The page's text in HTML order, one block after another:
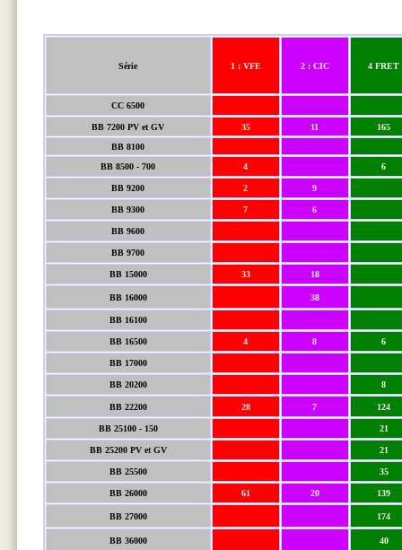
Série 1 : VFE 2 : CIC 4 FRET
CC 6500
BB 7200 PV et GV 35 11
165
BB 8100
BB 8500 - 700
4 6
BB 9200 2 9
BB 9300 7 6
BB 9600
BB 9700
BB 15000 33 18
BB 16000 38
BB 16100
BB 16500 4 8 6
BB 17000
BB 20200 8
BB 22200 28 7 124
BB 25100 - 150 21
BB 25200 PV et GV 21
BB 25500 35
BB 26000 61 20 139
BB 27000 174
BB 36000 40